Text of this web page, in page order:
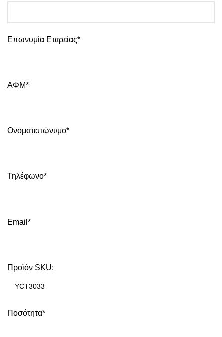
Επωνυμία Εταρείας*
ΑΦΜ*
Ονοματεπώνυμο*
Τηλέφωνο*
Email*
Προϊόν SKU:
Ποσότητα*